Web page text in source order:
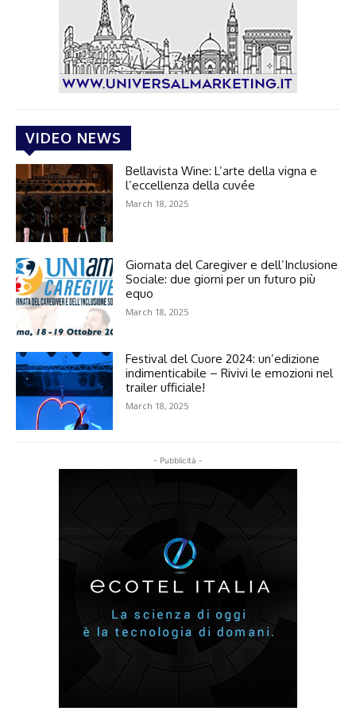
VIDEO NEWS
Bellavista Wine: L’arte della vigna e
l’eccellenza della cuvée
March 18, 2025
Giornata del Caregiver e dell’Inclusione
Sociale: due giorni per un futuro più
equo
March 18, 2025
Festival del Cuore 2024: un’edizione
indimenticabile – Rivivi le emozioni nel
trailer ufficiale!
March 18, 2025
- Pubblicità -